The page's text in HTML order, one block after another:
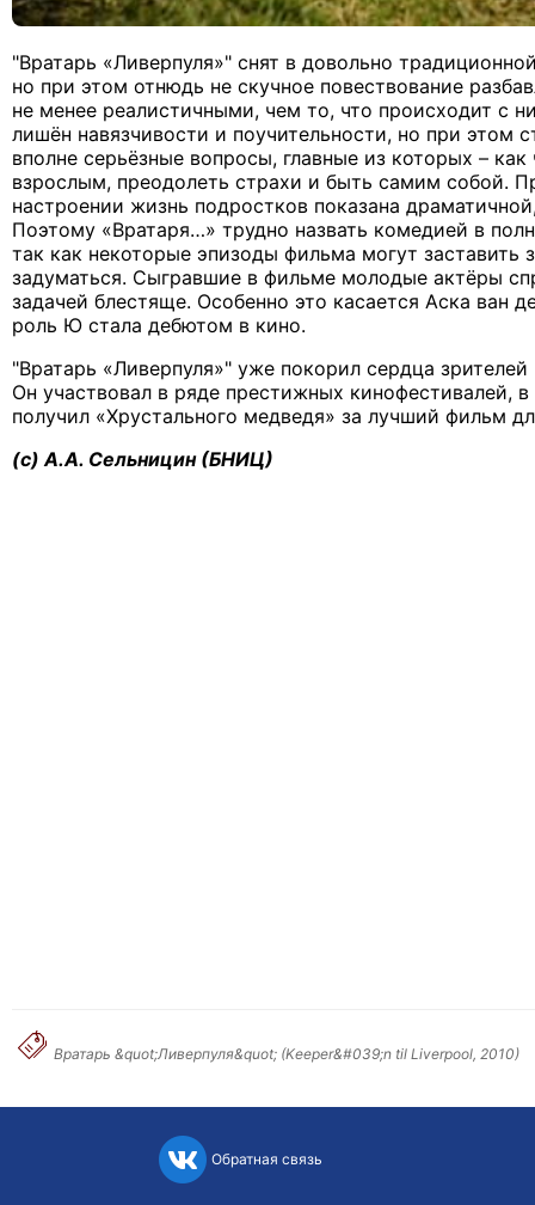
"Вратарь «Ливерпуля»" снят в довольно
но при этом отнюдь не скучное повествование
не менее реалистичными, чем то, что происходит с
лишён навязчивости и поучительности, но при этом
вполне серьёзные вопросы, главные из которых – как
взрослым, преодолеть страхи и быть самим собой.
настроении жизнь подростков показана
Поэтому «Вратаря…» трудно назвать комедией в
так как некоторые эпизоды фильма могут заставить
задуматься. Сыгравшие в фильме молодые актёры
задачей блестяще. Особенно это касается Аска ван
роль Ю стала дебютом в кино.
"Вратарь «Ливерпуля»" уже покорил сердца
Он участвовал в ряде престижных кинофестивалей,
получил «Хрустального медведя» за лучший фильм
(c) А.А. Сельницин (БНИЦ)
Вратарь &quot;Ливерпуля&quot; (Keeper&#039;n til Liverpool, 2010)
Обратная связь